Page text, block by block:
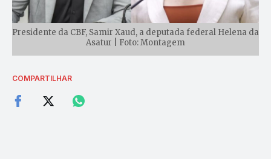
Presidente da CBF, Samir Xaud, a deputada federal Helena da
Asatur | Foto: Montagem
COMPARTILHAR